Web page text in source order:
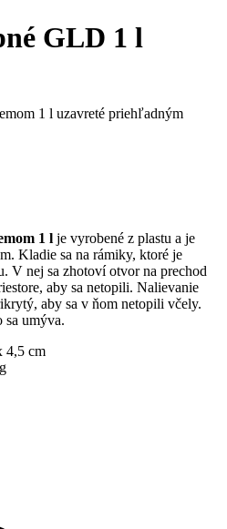
GLD 1 l
1 l uzavreté priehľadným
1 l je vyrobené z plastu a je
Kladie sa na rámiky, ktoré je
V nej sa zhotoví otvor na prechod
aby sa netopili. Nalievanie
aby sa v ňom netopili včely.
umýva.
4,5 cm